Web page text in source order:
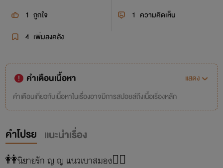
1 ถูกใจ 1 ความคิดเห็น
4 เพิ่มลงคลัง
คำเตือนเนื้อหา
แสดง
คำเตือนเกี่ยวกับเนื้อหาในเรื่องอาจมีการสปอยล์ถึงเนื้อเรื่องหลัก
คำโปรย แนะนำเรื่อง
👭นิยายรัก ญ ญ แนวเบาสมอง🏳️‍🌈